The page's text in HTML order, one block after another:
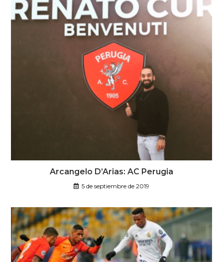
Arcangelo D’Arias: AC Perugia
5 de septiembre de 2019